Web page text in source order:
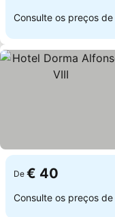
Consulte os preços de
De € 40
Consulte os preços de